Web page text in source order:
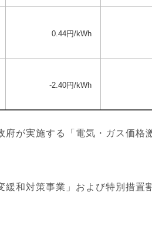
0.44円/kWh
-2.40円/kWh
が実施する「電気・ガス価格
緩和対策事業」および特別措